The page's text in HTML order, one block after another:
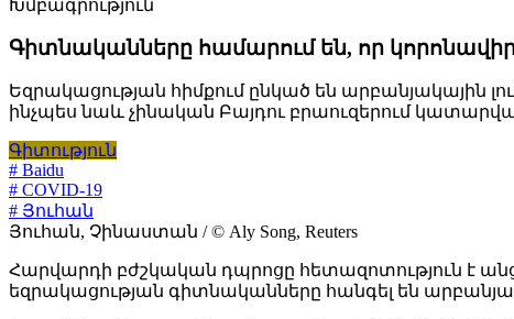
Խմբագրություն
Գիտնականները համարում են, որ
Եզրակացության հիմքում ընկած են արբանյակային
ինչպես նաև չինական Բայդու բրաուզերում
Գիտություն
# Baidu
# COVID-19
# Յուհան
Յուհան, Չինաստան / © Aly Song, Reuters
Հարվարդի բժշկական դպրոցը հետազոտություն է
եզրակացության գիտնականները հանգել են